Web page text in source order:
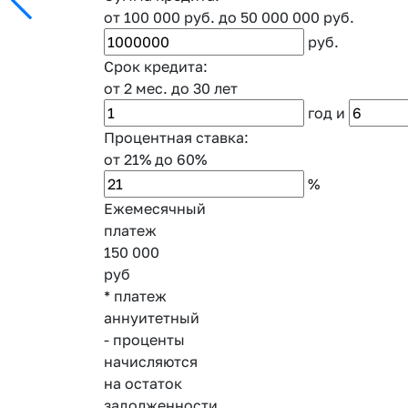
от 100 000 руб. до 50 000 000 руб.
руб.
Срок кредита:
от 2 мес. до 30 лет
год и
Процентная ставка:
от 21% до 60%
%
Ежемесячный
платеж
150 000
руб
* платеж
аннуитетный
- проценты
начисляются
на остаток